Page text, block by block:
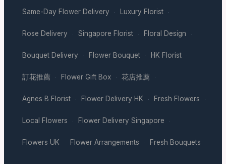
Same-Day Flower Delivery · Luxury Florist ·
Rose Delivery · Singapore Florist · Floral Design ·
Bouquet Delivery · Flower Bouquet · HK Florist ·
訂花推薦 · Flower Gift Box · 花店推薦 ·
Agnes B Florist · Flower Delivery HK · Fresh Flowers ·
Local Flowers · Flower Delivery Singapore ·
Flowers UK · Flower Arrangements · Fresh Bouquets